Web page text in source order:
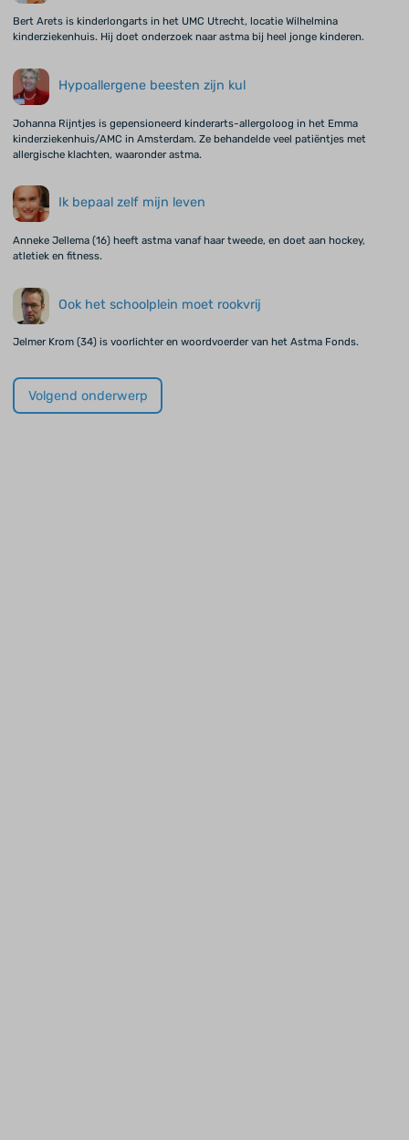
Bert Arets is kinderlongarts in het UMC Utrecht, locatie Wilhelmina
kinderziekenhuis. Hij doet onderzoek naar astma bij heel jonge kinderen.
Hypoallergene beesten zijn kul
Johanna Rijntjes is gepensioneerd kinderarts-allergoloog in het Emma
kinderziekenhuis/AMC in Amsterdam. Ze behandelde veel patiëntjes met
allergische klachten, waaronder astma.
Ik bepaal zelf mijn leven
Anneke Jellema (16) heeft astma vanaf haar tweede, en doet aan hockey,
atletiek en fitness.
Ook het schoolplein moet rookvrij
Jelmer Krom (34) is voorlichter en woordvoerder van het Astma Fonds.
Volgend onderwerp